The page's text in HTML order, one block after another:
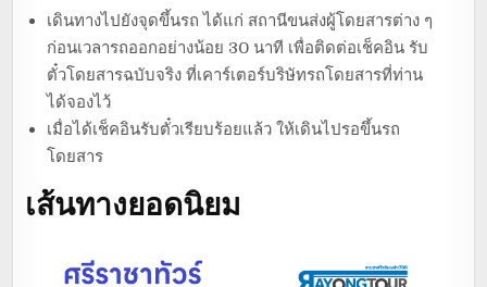
เดินทางไปยังจุดขึ้นรถ ได้แก่ สถานีขนส่งผู้โดยสารต่าง ๆ
ก่อนเวลารถออกอย่างน้อย 30 นาที เพื่อติดต่อเช็คอิน รับ
ตั๋วโดยสารฉบับจริง ที่เคาร์เตอร์บริษัทรถโดยสารที่ท่าน
ได้จองไว้
เมื่อได้เช็คอินรับตั๋วเรียบร้อยแล้ว ให้เดินไปรอขึ้นรถ
โดยสาร
เส้นทางยอดนิยม